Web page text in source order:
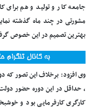
جامعه کار و تولید و هم برای
مشورتی در چند ماه گذشته
بهترین تصمیم در این خصوص
وی افزود: برخلاف این تصور که
، حداقل در این دوره حضور
کارگری کارفرمایی بود و